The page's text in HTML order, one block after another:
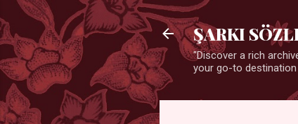
ŞARKI
"Discover a rich
your go-to